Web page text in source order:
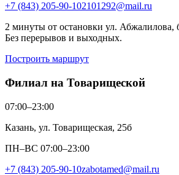
+7 (843) 205-90-102101292@mail.ru
2 минуты от остановки ул. Абжалилова,
Без перерывов и выходных.
Построить маршрут
Филиал на Товарищеской
07:00–23:00
Казань, ул. Товарищеская, 25б
ПН–ВС 07:00–23:00
+7 (843) 205-90-10zabotamed@mail.ru